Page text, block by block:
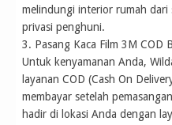
melindungi interior rumah dari
privasi penghuni.
3. Pasang Kaca Film 3M COD
Untuk kenyamanan Anda,
layanan COD (Cash On
membayar setelah
hadir di lokasi Anda dengan